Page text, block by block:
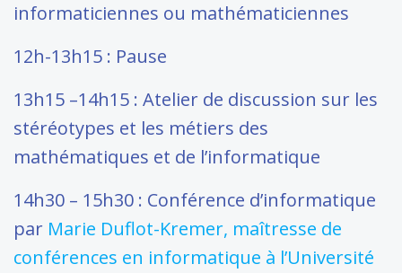
informaticiennes ou mathématiciennes
12h-13h15 : Pause
13h15 –14h15 : Atelier de discussion sur les
stéréotypes et les métiers des
mathématiques et de l’informatique
14h30 – 15h30 : Conférence d’informatique
par Marie Duflot-Kremer, maîtresse de
conférences en informatique à l’Université